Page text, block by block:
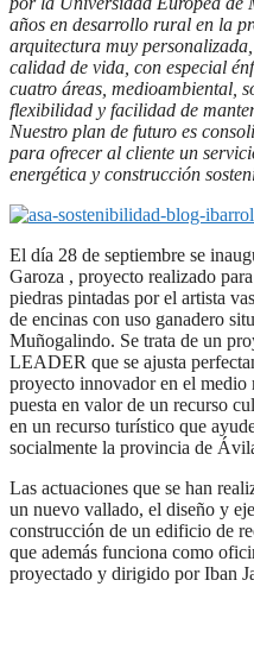
años en desarrollo rural en la
arquitectura muy
calidad de vida, con especial
cuatro áreas, medioambiental,
flexibilidad y facilidad de
Nuestro plan de futuro es
para ofrecer al cliente un
energética y construcción
El día 28 de septiembre se
Garoza , proyecto realizado
piedras pintadas por el artista
de encinas con uso ganadero
Muñogalindo. Se trata de un
LEADER que se ajusta
proyecto innovador en el
puesta en valor de un recurso
en un recurso turístico que
socialmente la provincia de
Las actuaciones que se han
un nuevo vallado, el diseño y
construcción de un edificio de
que además funciona como
proyectado y dirigido por Iban